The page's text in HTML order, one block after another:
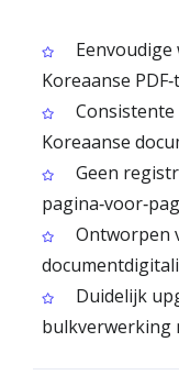
Koreaanse
Koreaanse
Geen
Ontworpen
Duidelijk
bulkverwerking